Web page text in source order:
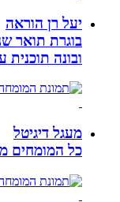
יעל רן הוראה
בוגרת תואר
ובונה
מעגל דיגיטל
כל המומחים